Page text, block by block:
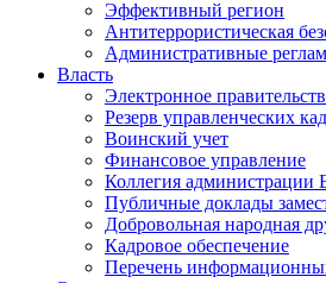
Эффективный регион
Антитеррористическая
Административные
Власть
Электронное
Резерв управленческих
Воинский учет
Финансовое управление
Коллегия администрации
Публичные доклады
Добровольная народная
Кадровое обеспечение
Перечень